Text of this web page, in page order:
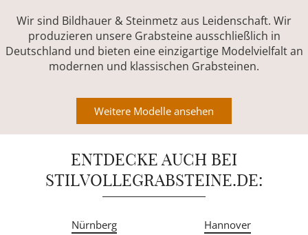
Wir sind Bildhauer & Steinmetz aus Leidenschaft. Wir
produzieren unsere Grabsteine ausschließlich in
Deutschland und bieten eine einzigartige Modelvielfalt an
modernen und klassischen Grabsteinen.
Weitere Modelle ansehen
ENTDECKE AUCH BEI
STILVOLLEGRABSTEINE.DE:
Nürnberg Hannover